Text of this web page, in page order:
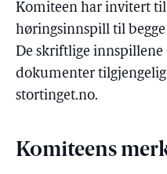
Komiteen har invitert
høringsinnspill til
De skriftlige innspillene
dokumenter
stortinget.no.
Komiteens